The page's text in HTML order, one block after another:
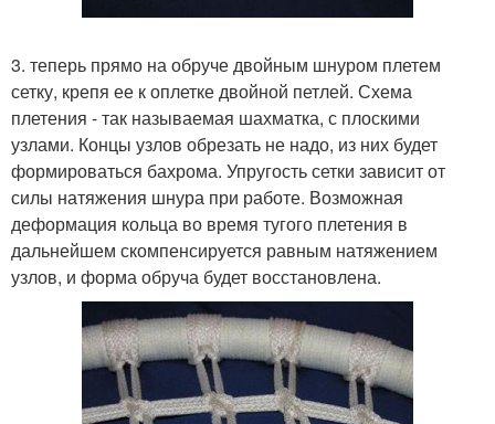
3. теперь прямо на обруче двойным шнуром плетем
сетку, крепя ее к оплетке двойной петлей. Схема
плетения - так называемая шахматка, с плоскими
узлами. Концы узлов обрезать не надо, из них будет
формироваться бахрома. Упругость сетки зависит от
силы натяжения шнура при работе. Возможная
деформация кольца во время тугого плетения в
дальнейшем скомпенсируется равным натяжением
узлов, и форма обруча будет восстановлена.